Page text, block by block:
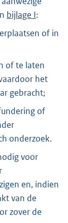
bijlage I:
of in
of te laten
het
gebracht;
of
onderzoek.
voor
en, indien
van de
zover de